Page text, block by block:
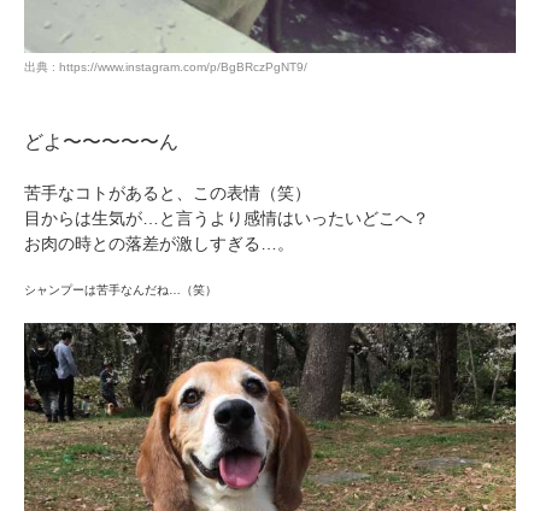
出典 : https://www.instagram.com/p/BgBRczPgNT9/
どよ〜〜〜〜〜ん
苦手なコトがあると、この表情（笑）
目からは生気が…と言うより感情はいったいどこへ？
お肉の時との落差が激しすぎる…。
シャンプーは苦手なんだね…（笑）
pecodogs
PECOアプリをダウンロード済みの方
アプリで開く
アプリをダウンロードする